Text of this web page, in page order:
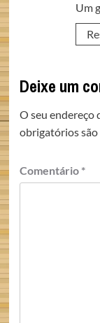
Um
Deixe um
O seu endereço
obrigatórios são
Comentário *